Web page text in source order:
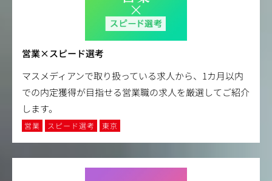
営業×スピード選考
マスメディアンで取り扱っている求人から、1カ月以内
での内定獲得が目指せる営業職の求人を厳選してご紹介
します。
営業 スピード選考 東京